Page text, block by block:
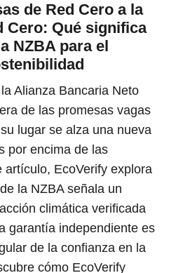
de Red Cero a la
Cero: Qué significa
NZBA para el
Alianza Bancaria Neto
de las promesas vagas
lugar se alza una nueva
por encima de las
artículo, EcoVerify explora
la NZBA señala un
climática verificada
garantía independiente es
de la confianza en la
cómo EcoVerify